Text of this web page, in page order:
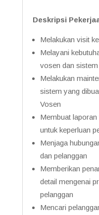
Deskripsi
Melakukan visit
Melayani
vosen dan
Melakukan
sistem yang
Vosen
Membuat
untuk keperluan
Menjaga
dan pelanggan
Memberikan
detail mengenai
pelanggan
Mencari